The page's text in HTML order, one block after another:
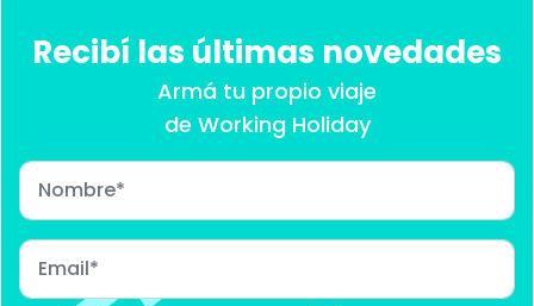
Recibí las últimas novedades
Armá tu propio viaje
de Working Holiday